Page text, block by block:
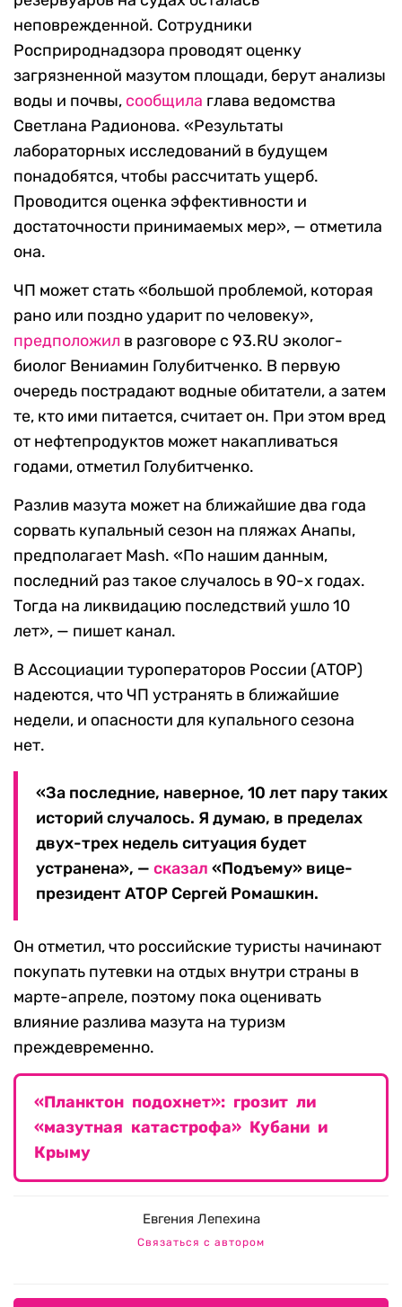
неповрежденной. Сотрудники
Росприроднадзора проводят оценку
загрязненной мазутом площади, берут анализы
воды и почвы, сообщила глава ведомства
Светлана Радионова. «Результаты
лабораторных исследований в будущем
понадобятся, чтобы рассчитать ущерб.
Проводится оценка эффективности и
достаточности принимаемых мер», — отметила
она.
ЧП может стать «большой проблемой, которая
рано или поздно ударит по человеку»,
предположил в разговоре с 93.RU эколог-
биолог Вениамин Голубитченко. В первую
очередь пострадают водные обитатели, а затем
те, кто ими питается, считает он. При этом вред
от нефтепродуктов может накапливаться
годами, отметил Голубитченко.
Разлив мазута может на ближайшие два года
сорвать купальный сезон на пляжах Анапы,
предполагает Mash. «По нашим данным,
последний раз такое случалось в 90-х годах.
Тогда на ликвидацию последствий ушло 10
лет», — пишет канал.
В Ассоциации туроператоров России (АТОР)
надеются, что ЧП устранять в ближайшие
недели, и опасности для купального сезона
нет.
«За последние, наверное, 10 лет пару таких
историй случалось. Я думаю, в пределах
двух-трех недель ситуация будет
устранена», — сказал «Подъему» вице-
президент АТОР Сергей Ромашкин.
Он отметил, что российские туристы начинают
покупать путевки на отдых внутри страны в
марте-апреле, поэтому пока оценивать
влияние разлива мазута на туризм
преждевременно.
«Планктон подохнет»: грозит ли
«мазутная катастрофа» Кубани и
Крыму
Евгения Лепехина
Связаться с автором